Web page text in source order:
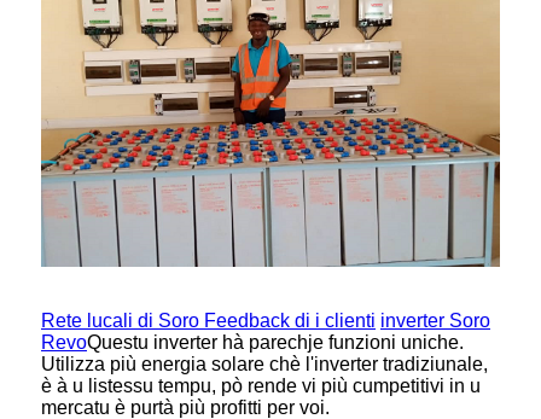
Rete lucali di Soro Feedback di i clienti inverter Soro
RevoQuestu inverter hà parechje funzioni uniche.
Utilizza più energia solare chè l'inverter tradiziunale,
è à u listessu tempu, pò rende vi più cumpetitivi in ​​u
mercatu è purtà più profitti per voi.